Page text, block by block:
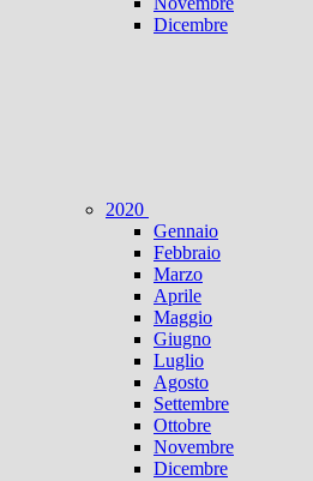
Dicembre
2020
Gennaio
Febbraio
Marzo
Aprile
Maggio
Giugno
Luglio
Agosto
Settembre
Ottobre
Novembre
Dicembre